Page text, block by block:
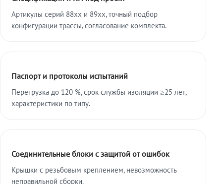
Артикулы серий 88xx и 89xx, точный подбор
конфигурации трассы, согласование комплекта.
Паспорт и протоколы испытаний
Перегрузка до 120 %, срок службы изоляции ≥25 лет,
характеристики по типу.
Соединительные блоки с защитой от ошибок
Крышки с резьбовым креплением, невозможность
неправильной сборки.